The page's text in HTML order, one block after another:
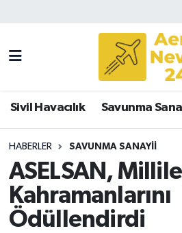
Sivil Havacılık Savunma
HABERLER SAVUNMA SANAYII
ASELSAN,
Kahramanlarını
Ödüllendirdi